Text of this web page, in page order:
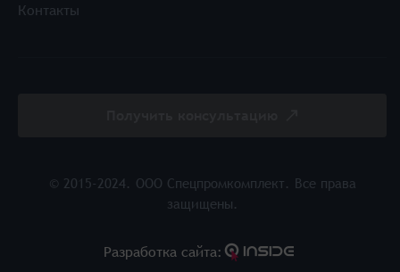
Контакты
© 2015-2024. ООО Спецпромкомплект. Все права
защищены.
Разработка cайта: